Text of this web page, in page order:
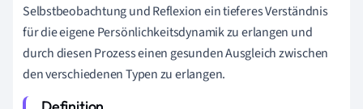
Selbstbeobachtung und Reflexion ein tieferes Verständnis
für die eigene Persönlichkeitsdynamik zu erlangen und
durch diesen Prozess einen gesunden Ausgleich zwischen
den verschiedenen Typen zu erlangen.